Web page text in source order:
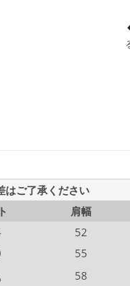
ご了承ください
肩幅
52
55
58